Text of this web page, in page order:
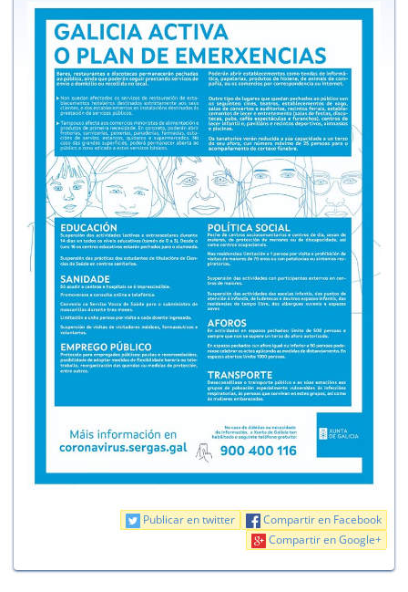
Compartir en Facebook
Publicar en twitter
Compartir en Google+